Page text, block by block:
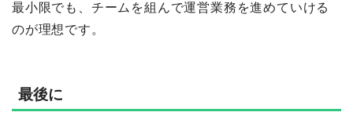
最小限でも、チームを組んで運営業務を進めていける
のが理想です。
最後に